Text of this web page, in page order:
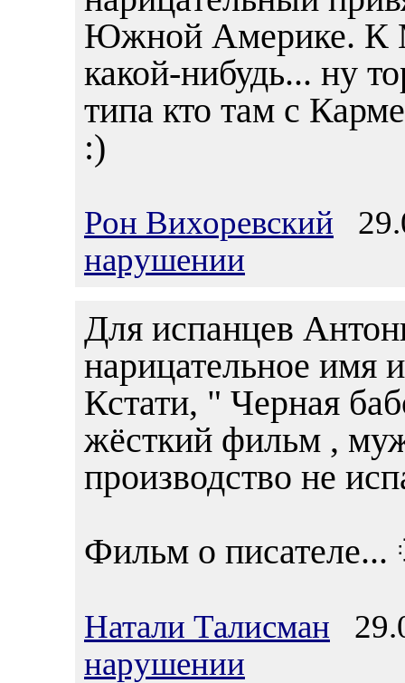
Южной Америке. К
какой-нибудь... ну
типа кто там с
:)
Рон Вихоревский
нарушении
Для испанцев
нарицательное имя
Кстати, " Черная
жёсткий фильм ,
производство не
Фильм о писателе...
Натали Талисман
нарушении